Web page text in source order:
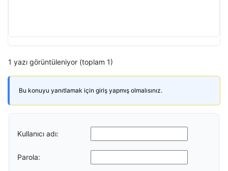
1 yazı görüntüleniyor (toplam 1)
Bu konuyu yanıtlamak için giriş yapmış olmalısınız.
Kullanıcı adı:
Parola: